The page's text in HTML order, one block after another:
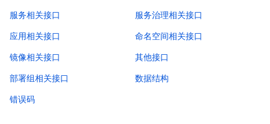
服务相关接口
应用相关接口
镜像相关接口
部署组相关接口
服务治理相关接口
命名空间相关接口
其他接口
数据结构
错误码